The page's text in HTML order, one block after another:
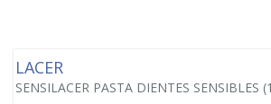
LACER
SENSILACER PASTA DIENTES SENSIBLES